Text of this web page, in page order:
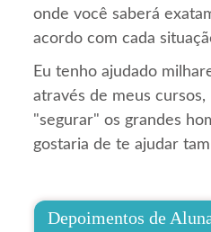
onde você saberá
acordo com cada
Eu tenho ajudado
através de meus
"segurar" os grandes
gostaria de te ajudar
Depoimentos de